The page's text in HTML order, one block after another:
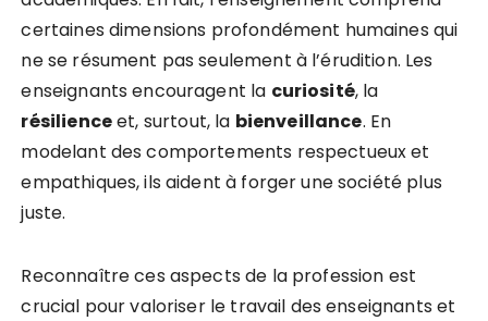
certaines dimensions profondément humaines qui
ne se résument pas seulement à l’érudition. Les
enseignants encouragent la curiosité, la
résilienceet, surtout, la bienveillance. En
modelant des comportements respectueux et
empathiques, ils aident à forger une société plus
juste.
Reconnaître ces aspects de la profession est
crucial pour valoriser le travail des enseignants et